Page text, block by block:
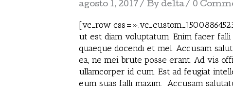
agosto 1, 2017 By delta 0
[vc_row
ut est diam voluptatum. Enim facer
quaeque docendi et mel. Accusam
ea, ne mei brute posse erant. Ad vis
ullamcorper id cum. Est ad feugiat
eum suas falli mazim. Accusam